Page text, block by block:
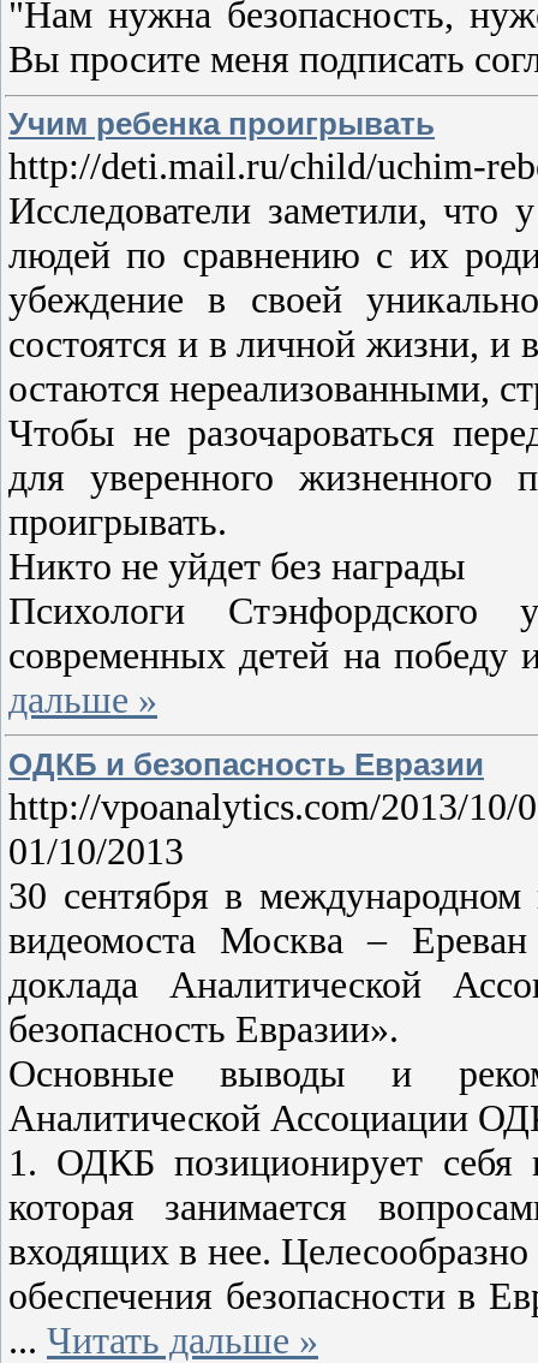
"Нам нужна безопасность,
Вы просите меня подписать
Учим ребенка проигрывать
http://deti.mail.ru/child/uchim-
Исследователи заметили,
людей по сравнению с их
убеждение в своей
состоятся и в личной жизни, и
остаются нереализованными,
Чтобы не разочароваться
для уверенного
проигрывать.
Никто не уйдет без награды
Психологи Стэнфордского
современных детей на
дальше »
ОДКБ и безопасность Евразии
http://vpoanalytics.com/2013/10/
01/10/2013
30 сентября в
видеомоста Москва – Ереван
доклада Аналитической
безопасность Евразии».
Основные выводы и
Аналитической Ассоциации
1. ОДКБ позиционирует себя
которая занимается
входящих в нее.
обеспечения безопасности в
... Читать дальше »